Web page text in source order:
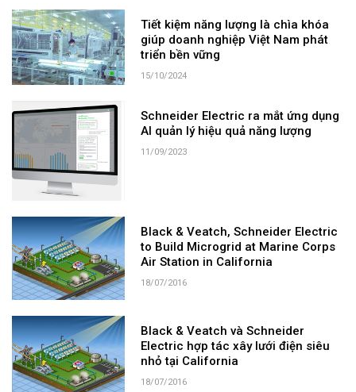
Tiết kiệm năng lượng là chìa khóa
giúp doanh nghiệp Việt Nam phát
triển bền vững
15/10/2024
Schneider Electric ra mắt ứng dụng
AI quản lý hiệu quả năng lượng
11/09/2023
Black & Veatch, Schneider Electric
to Build Microgrid at Marine Corps
Air Station in California
18/07/2016
Black & Veatch và Schneider
Electric hợp tác xây lưới điện siêu
nhỏ tại California
18/07/2016